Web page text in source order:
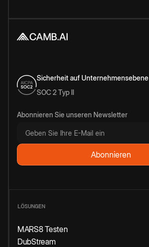
Sicherheit auf Unternehmensebene
SOC 2 Typ II
Abonnieren Sie unseren Newsletter
LÖSUNGEN
MARS8 Testen
DubStream